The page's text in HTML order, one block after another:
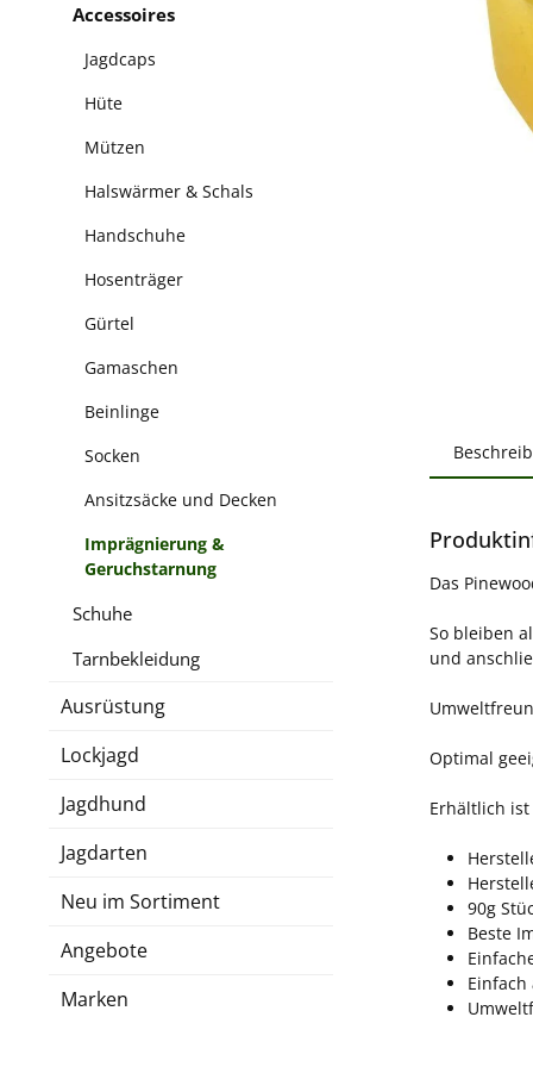
Accessoires
Jagdcaps
Hüte
Mützen
Halswärmer & Schals
Handschuhe
Hosenträger
Gürtel
Gamaschen
Beinlinge
Socken
Ansitzsäcke und Decken
Imprägnierung &
Geruchstarnung
Schuhe
Tarnbekleidung
Ausrüstung
Lockjagd
Jagdhund
Jagdarten
Neu im Sortiment
Angebote
Marken
Das
So bleiben
und
Optimal
Erhältlich ist
90g
Beste